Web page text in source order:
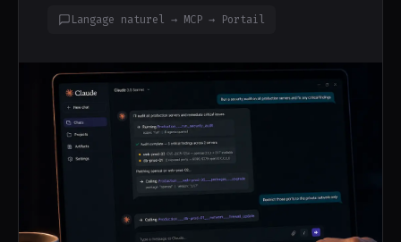
Langage naturel → MCP → Portail